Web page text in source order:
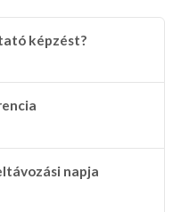
képzést?
napja